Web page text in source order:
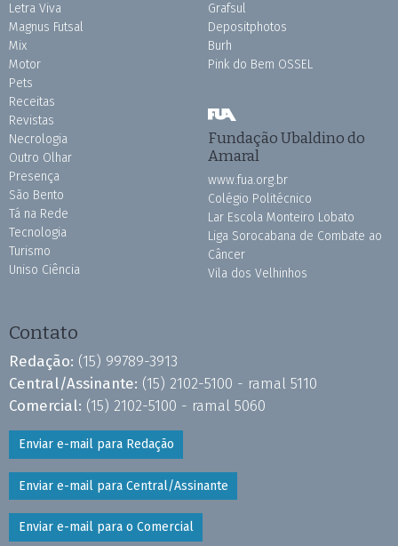
Letra Viva
Magnus Futsal
Mix
Motor
Pets
Receitas
Revistas
Necrologia
Outro Olhar
Presença
São Bento
Tá na Rede
Tecnologia
Turismo
Uniso Ciência
Grafsul
Depositphotos
Burh
Pink do Bem OSSEL
Fundação Ubaldino do
Amaral
www.fua.org.br
Colégio Politécnico
Lar Escola Monteiro Lobato
Liga Sorocabana de Combate ao
Câncer
Vila dos Velhinhos
Contato
Redação: (15) 99789-3913
Central/Assinante: (15) 2102-5100 - ramal 5110
Comercial: (15) 2102-5100 - ramal 5060
Enviar e-mail para Redação
Enviar e-mail para Central/Assinante
Enviar e-mail para o Comercial